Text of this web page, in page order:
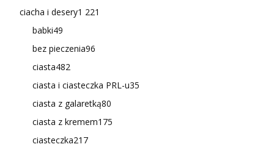
ciacha i desery1 221
babki49
bez pieczenia96
ciasta482
ciasta i ciasteczka PRL-u35
ciasta z galaretką80
ciasta z kremem175
ciasteczka217